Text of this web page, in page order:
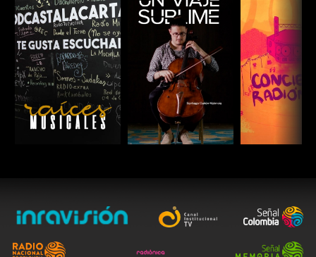
ESCUCHAR ESCUCHAR